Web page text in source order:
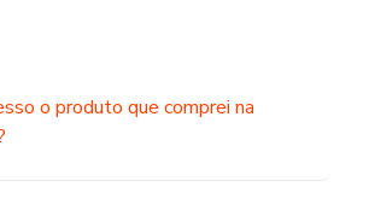
o produto que comprei na